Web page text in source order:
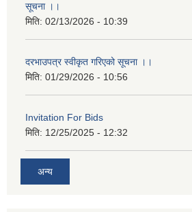
सूचना ।।
मिति: 02/13/2026 - 10:39
दरभाउपत्र स्वीकृत गरिएको सूचना ।।
मिति: 01/29/2026 - 10:56
Invitation For Bids
मिति: 12/25/2025 - 12:32
अन्य